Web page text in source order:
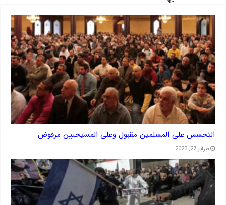
التجسس على المسلمين مقبول وعلى المسيحيين مرفوض
فبراير 27, 2023